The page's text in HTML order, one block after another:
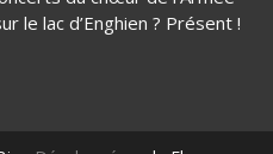
le lac d’Enghien ? Présent !